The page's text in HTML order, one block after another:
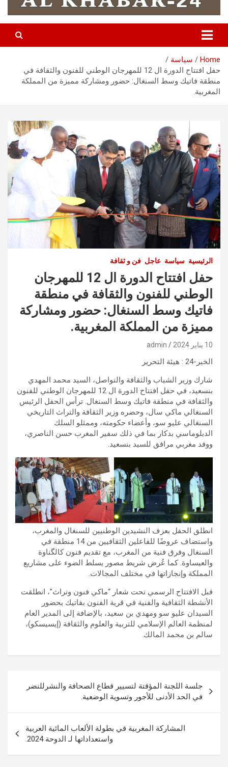
Home
سياسة
حفل افتتاح الدورة ال 12 للمهرجان الوطني للفنون والثقافة في
منطقة فاتيك وسط السنغال: حضور ومشاركة مميزة من المملكة
المغربية.
الرئيسية سياسة عاجل فن و ثقافة
حفل افتتاح الدورة ال 12 للمهرجان
الوطني للفنون والثقافة في منطقة
فاتيك وسط السنغال: حضور ومشاركة
مميزة من المملكة المغربية.
10 يناير 2024 admin
الخبر-24 : هيئة التحرير
شارك وزير الشباب والثقافة والتواصل، السيد محمد المهدي
بنسعيد، في حفل افتتاح الدورة ال 12 للمهرجان الوطني للفنون
والثقافة في منطقة فاتيك وسط السنغال. ترأس الحفل الرئيس
السنغالي ماكي سال، وحضره وزير الثقافة والتراث التاريخي
السنغالي عليو سو، وأعضاء حكومته، وممثلو السلك
الدبلوماسي بدكار بما في ذلك سفير المغرب حسن الناصري،
ووفد مغربي مرافق للسيد بنسعيد.
انطلق الحفل بعزف النشيدين الوطنيين للسنغال والمغرب،
واستضاف عروضًا للفاعلين الثقافيين من 14 منطقة في
السنغال وفرق فنية من المغرب، مع تقديم فنون كالگناوة
والعيساوة. كما عُرض شريط مصور يسلط الضوء على مشاريع
المملكة وإنجازاتها في مختلف المجالات.
قبل الافتتاح الرسمي تحت شعار “ماكي فنون وتراث”، انطلقت
الأنشطة الثقافية والفنية في قرية الفنون بفاتيك بحضور
السيدان عليو سو ومهدي بن سعيد، بالإضافة إلى المدير العام
لمنظمة العالم الإسلامي للتربية والعلوم والثقافة (إيسيسكو)،
سالم بن محمد المالك.
المقالات
جلسة اللجنة المؤقتة لتسيير قطاع الصحافة والنشرللنضر
في الحد الأدنى للأجور وتسوية الوضعية.
المشاركة المغربية في بطولة الألعاب المائية العربية
واستعداداتها لـ الدوحة 2024.